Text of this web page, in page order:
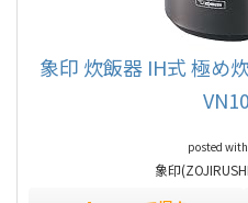
象印 炊飯器 IH式 極め
posted with
象印